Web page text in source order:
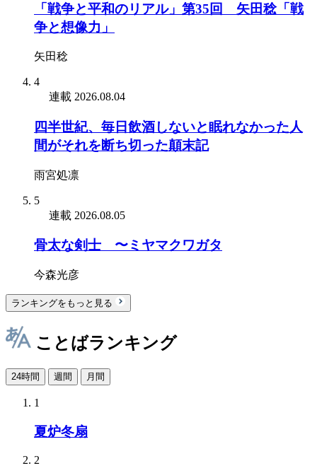
「戦争と平和のリアル」第35回 矢田稔「戦
争と想像力」
矢田稔
4
連載 2026.08.04
四半世紀、毎日飲酒しないと眠れなかった人
間がそれを断ち切った顛末記
雨宮処凛
5
連載 2026.08.05
骨太な剣士 〜ミヤマクワガタ
今森光彦
ランキングをもっと見る
ことばランキング
24時間 週間 月間
1
夏炉冬扇
2